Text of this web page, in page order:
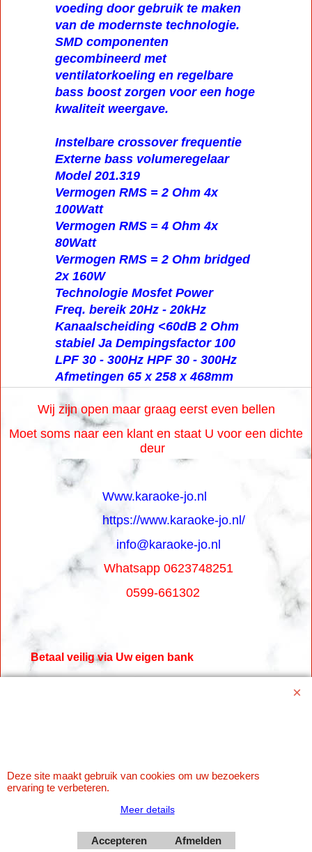
voeding door gebruik te maken
van de modernste technologie.
SMD componenten
gecombineerd met
ventilatorkoeling en regelbare
bass boost zorgen voor een hoge
kwaliteit weergave.
Instelbare crossover frequentie
Externe bass volumeregelaar
Model 201.319
Vermogen RMS = 2 Ohm 4x
100Watt
Vermogen RMS = 4 Ohm 4x
80Watt
Vermogen RMS = 2 Ohm bridged
2x 160W
Technologie Mosfet Power
Freq. bereik 20Hz - 20kHz
Kanaalscheiding <60dB 2 Ohm
stabiel Ja Dempingsfactor 100
LPF 30 - 300Hz HPF 30 - 300Hz
Afmetingen 65 x 258 x 468mm
Wij zijn open maar graag eerst even bellen
Moet soms naar een klant en staat U voor een dichte
deur
Www.karaoke-jo.nl
https://www.karaoke-jo.nl/
info@karaoke-jo.nl
Whatsapp 0623748251
0599-661302
Betaal veilig via Uw eigen bank
ShopFactory webwinkel
software.
Deze site maakt gebruik van cookies om uw bezoekers
ervaring te verbeteren.
Meer details
Accepteren Afmelden